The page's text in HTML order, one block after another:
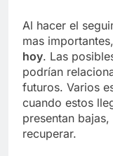
Al hacer el
mas importantes,
hoy. Las
podrían
futuros. Varios
cuando estos
presentan
recuperar.